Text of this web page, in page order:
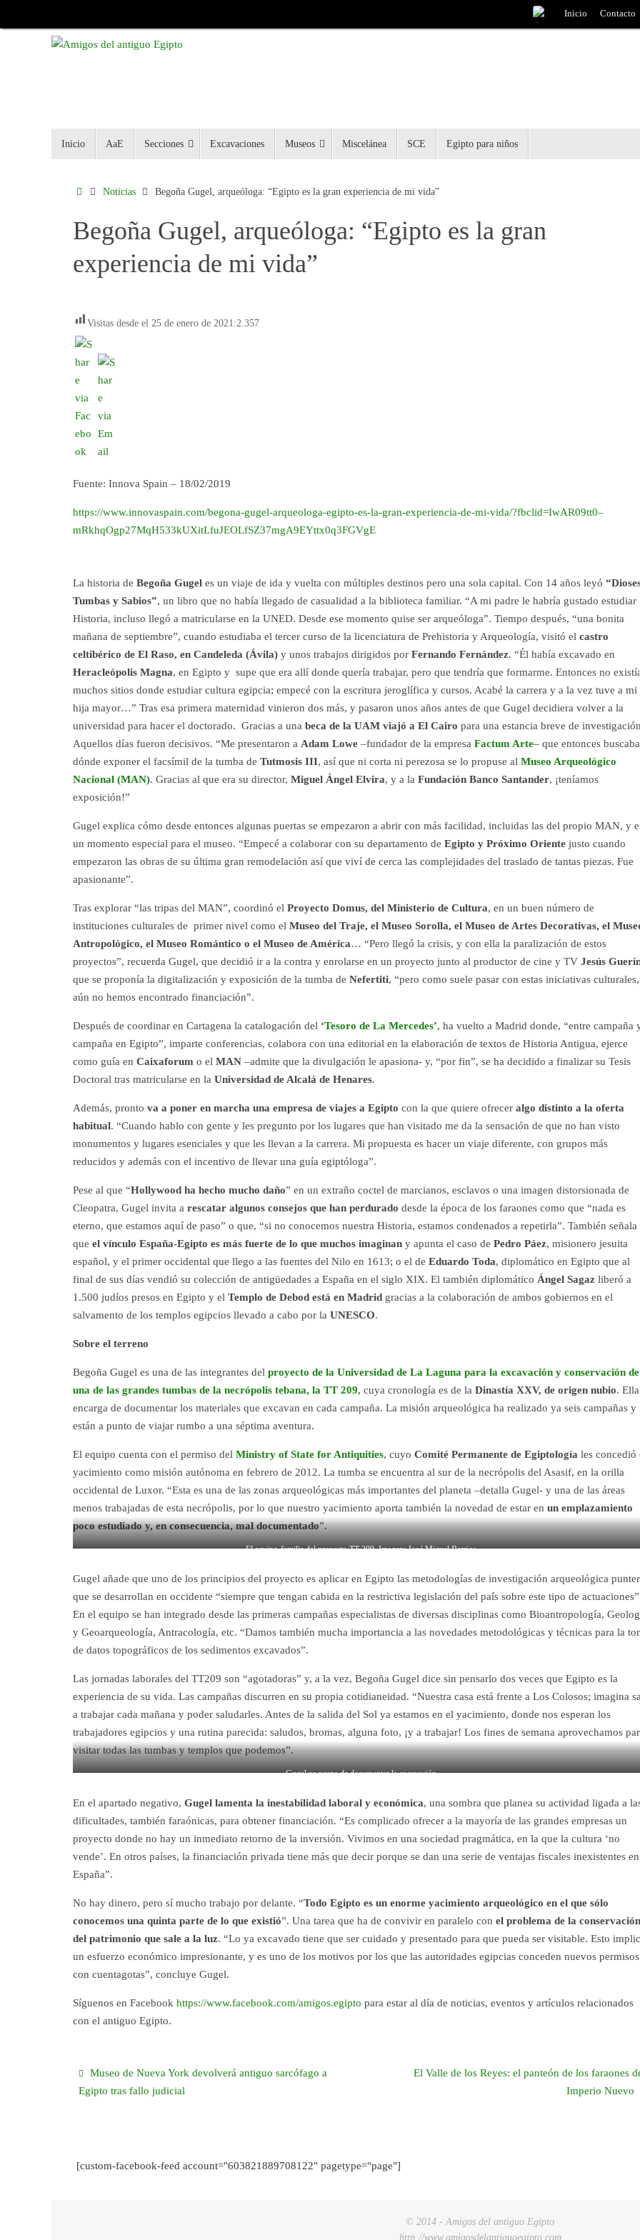
Inicio Contacto
Inicio AaE Secciones Excavaciones Museos Miscelánea SCE Egipto para niños
Noticias Begoña Gugel, arqueóloga: “Egipto es la gran experiencia de mi vida”
Begoña Gugel, arqueóloga: “Egipto es la gran
experiencia de mi vida”
Visitas desde el 25 de enero de 2021:2.357
Fuente: Innova Spain – 18/02/2019
https://www.innovaspain.com/begona-gugel-arqueologa-egipto-es-la-gran-experiencia-de-mi-vida/?fbclid=IwAR09tt0–
mRkhqOgp27MqH533kUXitLfuJEOLfSZ37mgA9EYttx0q3FGVgE
La historia de Begoña Gugel es un viaje de ida y vuelta con múltiples destinos pero una sola capital. Con 14 años leyó
Tumbas y Sabios”, un libro que no había llegado de casualidad a la biblioteca familiar. “A mi padre le habría gustado estudiar
Historia, incluso llegó a matricularse en la UNED. Desde ese momento quise ser arqueóloga”. Tiempo después, “una bonita
mañana de septiembre”, cuando estudiaba el tercer curso de la licenciatura de Prehistoria y Arqueología, visitó el castro
celtibérico de El Raso, en Candeleda (Ávila) y unos trabajos dirigidos por Fernando Fernández. “Él había excavado en
Heracleópolis Magna, en Egipto y supe que era allí donde quería trabajar, pero que tendría que formarme. Entonces no
muchos sitios donde estudiar cultura egipcia; empecé con la escritura jeroglífica y cursos. Acabé la carrera y a la vez tuve a mi
hija mayor…” Tras esa primera maternidad vinieron dos más, y pasaron unos años antes de que Gugel decidiera volver a la
universidad para hacer el doctorado. Gracias a una beca de la UAM viajó a El Cairo para una estancia breve de
Aquellos días fueron decisivos. “Me presentaron a Adam Lowe –fundador de la empresa Factum Arte– que entonces buscaba
dónde exponer el facsímil de la tumba de Tutmosis III, así que ni corta ni perezosa se lo propuse al Museo Arqueológico
Nacional (MAN). Gracias al que era su director, Miguel Ángel Elvira, y a la Fundación Banco Santander, ¡teníamos
exposición!”
Gugel explica cómo desde entonces algunas puertas se empezaron a abrir con más facilidad, incluidas las del propio MAN, y
un momento especial para el museo. “Empecé a colaborar con su departamento de Egipto y Próximo Oriente justo cuando
empezaron las obras de su última gran remodelación así que viví de cerca las complejidades del traslado de tantas piezas. Fue
apasionante”.
Tras explorar “las tripas del MAN”, coordinó el Proyecto Domus, del Ministerio de Cultura, en un buen número de
instituciones culturales de primer nivel como el Museo del Traje, el Museo Sorolla, el Museo de Artes Decorativas, el
Antropológico, el Museo Romántico o el Museo de América… “Pero llegó la crisis, y con ella la paralización de estos
proyectos”, recuerda Gugel, que decidió ir a la contra y enrolarse en un proyecto junto al productor de cine y TV Jesús
que se proponía la digitalización y exposición de la tumba de Nefertiti, “pero como suele pasar con estas iniciativas culturales,
aún no hemos encontrado financiación”.
Después de coordinar en Cartagena la catalogación del ‘Tesoro de La Mercedes’, ha vuelto a Madrid donde, “entre campaña
campaña en Egipto”, imparte conferencias, colabora con una editorial en la elaboración de textos de Historia Antigua, ejerce
como guía en Caixaforum o el MAN –admite que la divulgación le apasiona- y, “por fin”, se ha decidido a finalizar su Tesis
Doctoral tras matricularse en la Universidad de Alcalá de Henares.
Además, pronto va a poner en marcha una empresa de viajes a Egipto con la que quiere ofrecer algo distinto a la oferta
habitual. “Cuando hablo con gente y les pregunto por los lugares que han visitado me da la sensación de que no han visto
monumentos y lugares esenciales y que les llevan a la carrera. Mi propuesta es hacer un viaje diferente, con grupos más
reducidos y además con el incentivo de llevar una guía egiptóloga”.
Pese al que “Hollywood ha hecho mucho daño” en un extraño coctel de marcianos, esclavos o una imagen distorsionada de
Cleopatra, Gugel invita a rescatar algunos consejos que han perdurado desde la época de los faraones como que “nada es
eterno, que estamos aquí de paso” o que, “si no conocemos nuestra Historia, estamos condenados a repetirla”. También señala
que el vínculo España-Egipto es más fuerte de lo que muchos imaginan y apunta el caso de Pedro Páez, misionero jesuita
español, y el primer occidental que llego a las fuentes del Nilo en 1613; o el de Eduardo Toda, diplomático en Egipto que al
final de sus días vendió su colección de antigüedades a España en el siglo XIX. El también diplomático Ángel Sagaz liberó a
1.500 judíos presos en Egipto y el Templo de Debod está en Madrid gracias a la colaboración de ambos gobiernos en el
salvamento de los templos egipcios llevado a cabo por la UNESCO.
Sobre el terreno
Begoña Gugel es una de las integrantes del proyecto de la Universidad de La Laguna para la excavación y conservación de
una de las grandes tumbas de la necrópolis tebana, la TT 209, cuya cronología es de la Dinastía XXV, de origen nubio.
encarga de documentar los materiales que excavan en cada campaña. La misión arqueológica ha realizado ya seis campañas y
están a punto de viajar rumbo a una séptima aventura.
El equipo cuenta con el permiso del Ministry of State for Antiquities, cuyo Comité Permanente de Egiptología les concedió
yacimiento como misión autónoma en febrero de 2012. La tumba se encuentra al sur de la necrópolis del Asasif, en la orilla
occidental de Luxor. “Esta es una de las zonas arqueológicas más importantes del planeta –detalla Gugel- y una de las áreas
menos trabajadas de esta necrópolis, por lo que nuestro yacimiento aporta también la novedad de estar en un emplazamiento
poco estudiado y, en consecuencia, mal documentado”.
El equipo-familia del proyecto TT 209. Imagen: José Miguel Barrios.
Gugel añade que uno de los principios del proyecto es aplicar en Egipto las metodologías de investigación arqueológica
que se desarrollan en occidente “siempre que tengan cabida en la restrictiva legislación del país sobre este tipo de
En el equipo se han integrado desde las primeras campañas especialistas de diversas disciplinas como Bioantropología,
y Geoarqueología, Antracología, etc. “Damos también mucha importancia a las novedades metodológicas y técnicas para la
de datos topográficos de los sedimentos excavados”.
Las jornadas laborales del TT209 son “agotadoras” y, a la vez, Begoña Gugel dice sin pensarlo dos veces que Egipto es la
experiencia de su vida. Las campañas discurren en su propia cotidianeidad. “Nuestra casa está frente a Los Colosos; imagina
a trabajar cada mañana y poder saludarles. Antes de la salida del Sol ya estamos en el yacimiento, donde nos esperan los
trabajadores egipcios y una rutina parecida: saludos, bromas, alguna foto, ¡y a trabajar! Los fines de semana aprovechamos
visitar todas las tumbas y templos que podemos”.
Gugel se ocupa de documentar la excavación.
En el apartado negativo, Gugel lamenta la inestabilidad laboral y económica, una sombra que planea su actividad ligada a
dificultades, también faraónicas, para obtener financiación. “Es complicado ofrecer a la mayoría de las grandes empresas un
proyecto donde no hay un inmediato retorno de la inversión. Vivimos en una sociedad pragmática, en la que la cultura ‘no
vende’. En otros países, la financiación privada tiene más que decir porque se dan una serie de ventajas fiscales inexistentes en
España”.
No hay dinero, pero sí mucho trabajo por delante. “Todo Egipto es un enorme yacimiento arqueológico en el que sólo
conocemos una quinta parte de lo que existió”. Una tarea que ha de convivir en paralelo con el problema de la conservación
del patrimonio que sale a la luz. “Lo ya excavado tiene que ser cuidado y presentado para que pueda ser visitable. Esto
un esfuerzo económico impresionante, y es uno de los motivos por los que las autoridades egipcias conceden nuevos permisos
con cuentagotas”, concluye Gugel.
Síguenos en Facebook https://www.facebook.com/amigos.egipto para estar al día de noticias, eventos y artículos relacionados
con el antiguo Egipto.
Museo de Nueva York devolverá antiguo sarcófago a
Egipto tras fallo judicial
El Valle de los Reyes: el panteón de los faraones
Imperio Nuevo
[custom-facebook-feed account="603821889708122" pagetype="page"]
© 2014 - Amigos del antiguo Egipto
http://www.amigosdelantiguoegipto.com